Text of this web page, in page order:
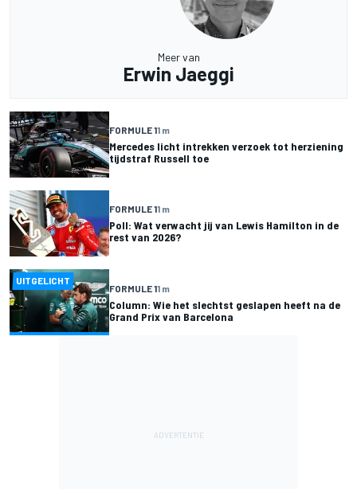
Meer van
Erwin Jaeggi
FORMULE 11 m
Mercedes licht intrekken verzoek tot herziening
tijdstraf Russell toe
FORMULE 11 m
Poll: Wat verwacht jij van Lewis Hamilton in de
rest van 2026?
UITGELICHT
FORMULE 11 m
Column: Wie het slechtst geslapen heeft na de
Grand Prix van Barcelona